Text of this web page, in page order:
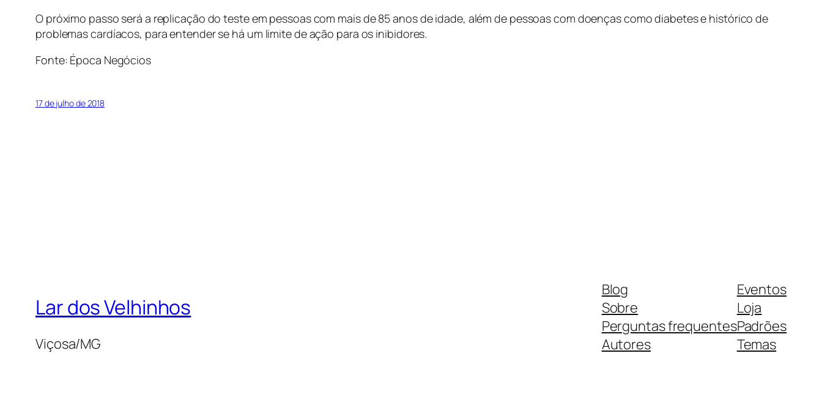
O próximo passo será a replicação do teste em pessoas com mais de 85 anos de idade, além de pessoas com doenças como diabetes e histórico de
problemas cardíacos, para entender se há um limite de ação para os inibidores.
Fonte: Época Negócios
17 de julho de 2018
Lar dos Velhinhos
Viçosa/MG
Blog
Sobre
Perguntas frequentes
Autores
Eventos
Loja
Padrões
Temas